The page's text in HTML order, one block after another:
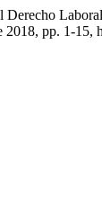
Derecho
2018, pp. 1-15,